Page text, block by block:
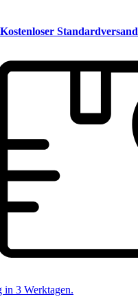
Standardversand
in 3 Werktagen.